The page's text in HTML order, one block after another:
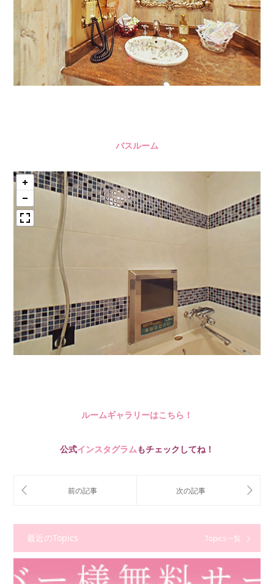
バスルーム
ルームギャラリーはこちら！
公式インスタグラムもチェックしてね！
最近のTopics Topics一覧